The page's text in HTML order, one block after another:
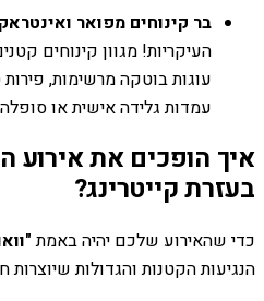
בר קינוחים מפואר
עוגות בוטקה מרשימות,
עמדות גלידה אישית או
איך הופכים את אירוע
בעזרת קייטרינג?
כדי שהאירוע שלכם יהיה באמת
הנגיעות הקטנות והגדולות שיוצרות